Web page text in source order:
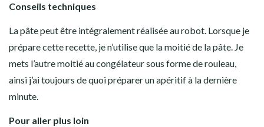
Conseils techniques
La pâte peut être intégralement réalisée au robot. Lorsque je
prépare cette recette, je n’utilise que la moitié de la pâte. Je
mets l’autre moitié au congélateur sous forme de rouleau,
ainsi j’ai toujours de quoi préparer un apéritif à la dernière
minute.
Pour aller plus loin